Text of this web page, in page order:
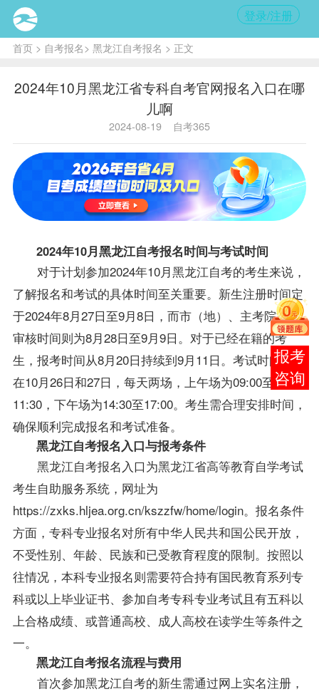
登录/注册
首页> 自考报名> 黑龙江自考报名 > 正文
2024年10月黑龙江省专科自考官网报名入口在哪
儿啊
2024-08-19 自考365
2024年10月黑龙江自考报名时间与考试时间
对于计划参加2024年10月黑龙江自考的考生来说，
了解报名和考试的具体时间至关重要。新生注册时间定
于2024年8月27日至9月8日，而市（地）、主考院校的
审核时间则为8月28日至9月9日。对于已经在籍的考
生，报考时间从8月20日持续到9月11日。考试时间安排
在10月26日和27日，每天两场，上午场为09:00至
11:30，下午场为14:30至17:00。考生需合理安排时间，
确保顺利完成报名和考试准备。
黑龙江自考报名 入口与报考条件
黑龙江自考报名入口为黑龙江省高等教育自学考试
考生自助服务系统，网址为
https://zxks.hljea.org.cn/kszzfw/home/login。报名条件
方面，专科专业报名对所有中华人民共和国公民开放，
不受性别、年龄、民族和已受教育程度的限制。按照以
往情况，本科专业报名则需要符合持有国民教育系列专
科或以上毕业证书、参加自考专科专业考试且有五科以
上合格成绩、或普通高校、成人高校在读学生等条件之
一。
黑龙江自考报名流程与费用
首次参加黑龙江自考的新生需通过网上实名注册，
报考
咨询